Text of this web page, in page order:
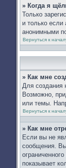
» Когда я
Только
и только если
анонимными
Вернуться к
» Как мне
Для создания
Возможно,
или темы.
Вернуться к
» Как мне
Если вы не
сообщения.
показывает